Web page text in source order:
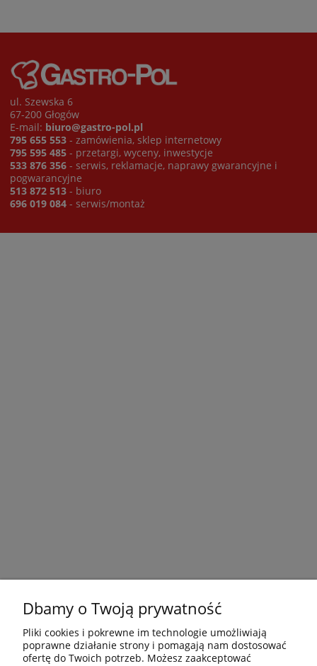
ul. Szewska 6
67-200 Głogów
E-mail: biuro@gastro-pol.pl
795 655 553 - zamówienia, sklep internetowy
795 595 485 - przetargi, wyceny, inwestycje
533 876 356 - serwis, reklamacje, naprawy gwarancyjne i
pogwarancyjne
513 872 513 - biuro
696 019 084 - serwis/montaż
Dbamy o Twoją prywatność
Pliki cookies i pokrewne im technologie umożliwiają
poprawne działanie strony i pomagają nam dostosować
ofertę do Twoich potrzeb. Możesz zaakceptować